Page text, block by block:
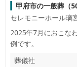
また、ご
り、その
だけたと
変励まさ
す。 今
甲府市の一般葬（
セレモニーホール璃
2025年7月におこなわ
例です。
葬儀社